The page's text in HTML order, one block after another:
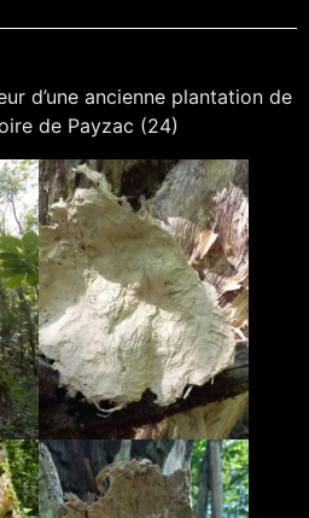
d’une ancienne plantation de
de Payzac (24)